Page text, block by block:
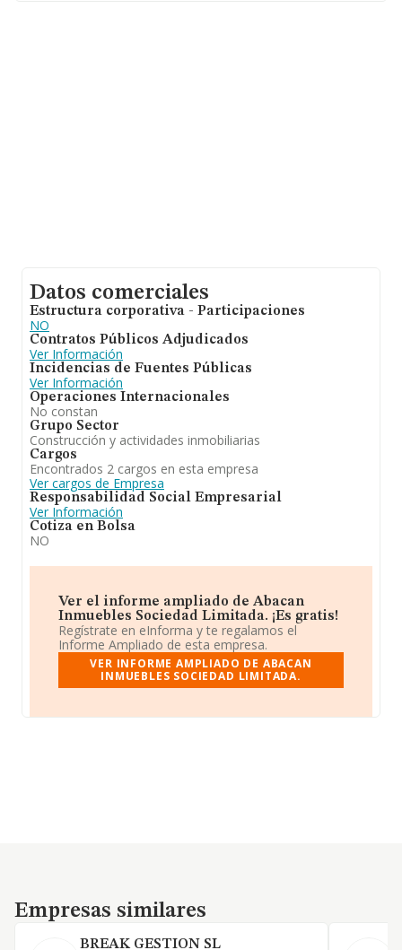
Datos comerciales
Estructura corporativa - Participaciones
NO
Contratos Públicos Adjudicados
Ver Información
Incidencias de Fuentes Públicas
Ver Información
Operaciones Internacionales
No constan
Grupo Sector
Construcción y actividades inmobiliarias
Cargos
Encontrados 2 cargos en esta empresa
Ver cargos de Empresa
Responsabilidad Social Empresarial
Ver Información
Cotiza en Bolsa
NO
Ver el informe ampliado de Abacan
Inmuebles Sociedad Limitada. ¡Es gratis!
Regístrate en eInforma y te regalamos el
Informe Ampliado de esta empresa.
VER INFORME AMPLIADO DE ABACAN
INMUEBLES SOCIEDAD LIMITADA.
Empresas similares
Empresas similares
BREAK GESTION SL